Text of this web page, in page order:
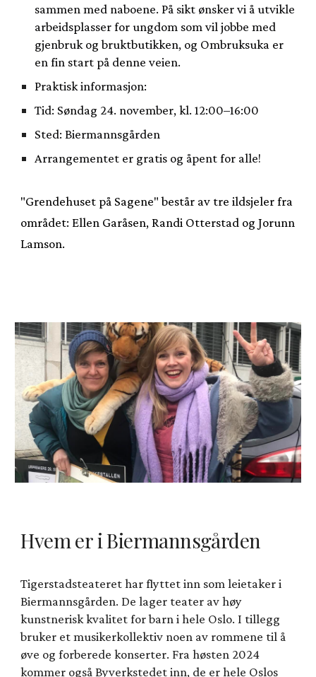
sammen med naboene. På sikt ønsker vi å utvikle
arbeidsplasser for ungdom som vil jobbe med
gjenbruk og bruktbutikken, og Ombruksuka er
en fin start på denne veien.
Praktisk informasjon:
Tid: Søndag 24. november, kl. 12:00–16:00
Sted: Biermannsgården
Arrangementet er gratis og åpent for alle!
"Grendehuset på Sagene" består av tre ildsjeler fra
området: Ellen Garåsen, Randi Otterstad og Jorunn
Lamson.
Hvem er i Biermannsgården
Tigerstadsteateret har flyttet inn som leietaker i
Biermannsgården. De lager teater av høy
kunstnerisk kvalitet for barn i hele Oslo. I tillegg
bruker etmusikerkollektiv noen av rommene til å
øve og forberede konserter. Fra høsten 2024
kommer også Byverkstedet inn, de er hele Oslos